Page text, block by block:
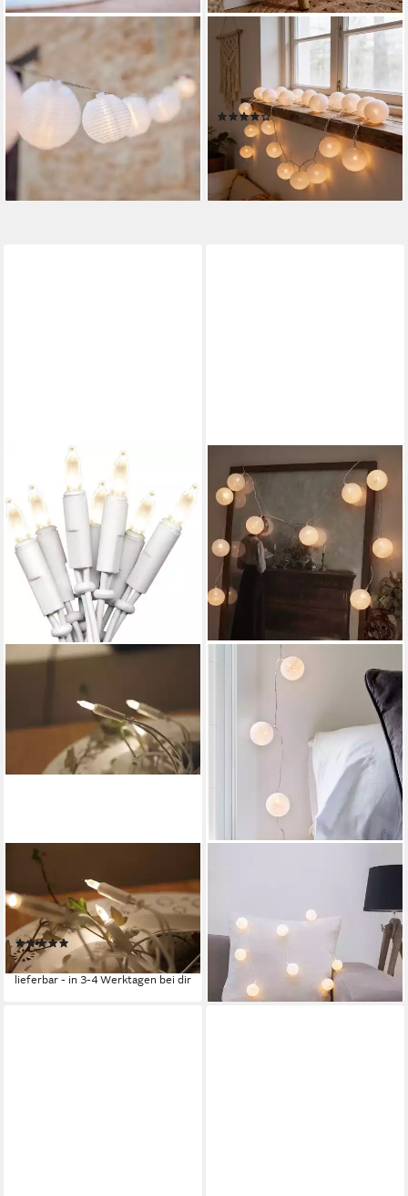
LIGHTS4FUN
LED-Lichterkette 20er
Lampion Lichterkette
warmweiß
lieferbar - in 3-4 Werktagen bei dir
GURU-SHOP
LED-Lichterkette Stoff Ball
Lichterkette, 20`er LED
Kugel..
(7)
29,90 €
lieferbar - in 2-3 Werktagen bei dir
STAR TRADING
LED-Lichterkette warmweiß,
110lm, L2850mm, mit 20
LEDs
(2)
16,99 €
lieferbar - in 3-4 Werktagen bei dir
LED-Lichterkette 10er LED
Cotton Ball Lichterkette weiß
11,99 €
lieferbar - in 3-4 Werktagen bei dir